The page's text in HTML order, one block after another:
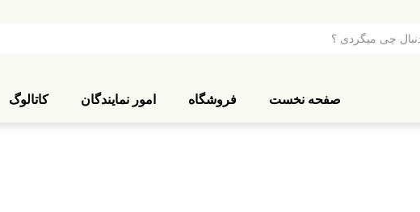
صفحه نخست فروشگاه امور نمایندگان کاتالوگ